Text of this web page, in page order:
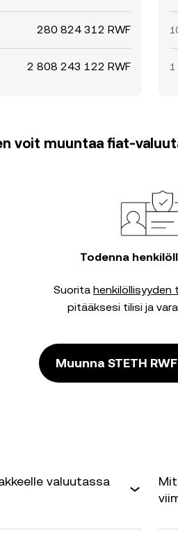
280 824 312 RWF
2 808 243 122 RWF 1
voit muuntaa fiat-
Todenna
Suorita henkilöllisyyden
pitääksesi tilisi ja
Muunna STETH
valuutassa